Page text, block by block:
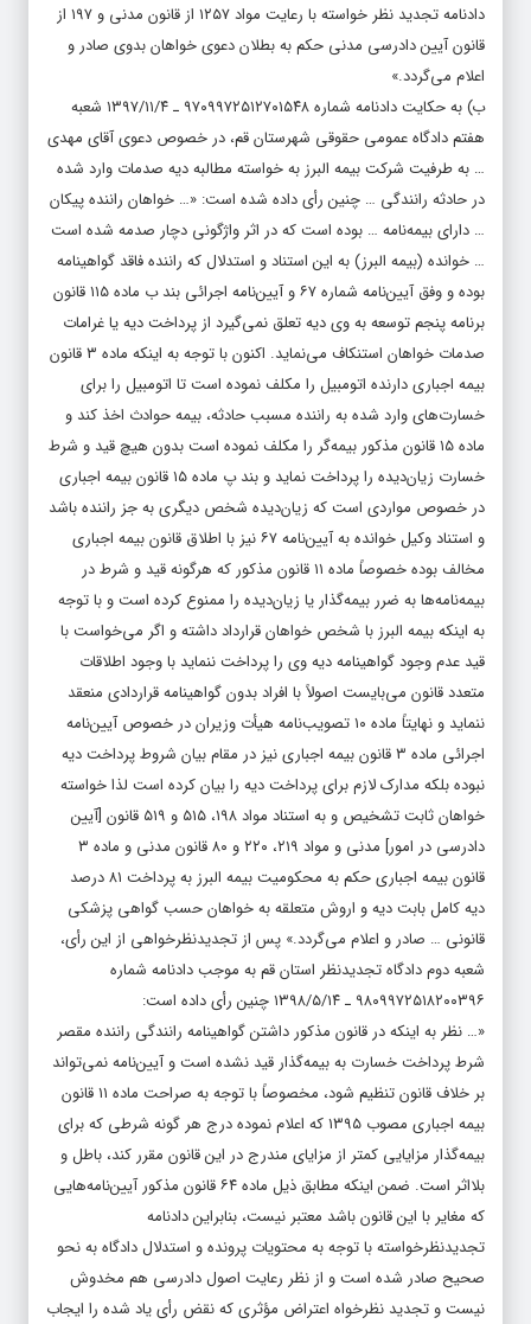
دادنامه تجدید نظر خواسته با رعایت مواد ۱۲۵۷ از قانون مدنی و ۱۹۷ از
قانون آیین دادرسی مدنی حکم به بطلان دعوی خواهان بدوی صادر و
اعلام می‌گردد.»
ب) به حکایت دادنامه شماره ۹۷۰۹۹۷۲۵۱۲۷۰۱۵۴۸ ـ ۱۳۹۷/۱۱/۴ شعبه
هفتم دادگاه عمومی حقوقی شهرستان قم، در خصوص دعوی آقای مهدی
… به طرفیت شرکت بیمه البرز به خواسته مطالبه دیه صدمات وارد شده
در حادثه رانندگی … چنین رأی داده شده است: «… خواهان راننده پیکان
… دارای بیمه‌نامه … بوده است که در اثر واژگونی دچار صدمه شده است
… خوانده (بیمه البرز) به این استناد و استدلال که راننده فاقد گواهینامه
بوده و وفق آیین‌نامه شماره ۶۷ و آیین‌نامه اجرائی بند ب ماده ۱۱۵ قانون
برنامه پنجم توسعه به وی دیه تعلق نمی‌گیرد از پرداخت دیه یا غرامات
صدمات خواهان استنکاف می‌نماید. اکنون با توجه به اینکه ماده ۳ قانون
بیمه اجباری دارنده اتومبیل را مکلف نموده است تا اتومبیل را برای
خسارت‌های وارد شده به راننده مسبب حادثه، بیمه حوادث اخذ کند و
ماده ۱۵ قانون مذکور بیمه‌گر را مکلف نموده است بدون هیچ قید و شرط
خسارت زیان‌دیده را پرداخت نماید و بند پ ماده ۱۵ قانون بیمه اجباری
در خصوص مواردی است که زیان‌دیده شخص دیگری به جز راننده باشد
و استناد وکیل خوانده به آیین‌نامه ۶۷ نیز با اطلاق قانون بیمه اجباری
مخالف بوده خصوصاً ماده ۱۱ قانون مذکور که هرگونه قید و شرط در
بیمه‌نامه‌ها به ضرر بیمه‌گذار یا زیان‌دیده را ممنوع کرده است و با توجه
به اینکه بیمه البرز با شخص خواهان قرارداد داشته و اگر می‌خواست با
قید عدم وجود گواهینامه دیه وی را پرداخت ننماید با وجود اطلاقات
متعدد قانون می‌بایست اصولاً با افراد بدون گواهینامه قراردادی منعقد
ننماید و نهایتاً ماده ۱۰ تصویب‌نامه هیأت وزیران در خصوص آیین‌نامه
اجرائی ماده ۳ قانون بیمه اجباری نیز در مقام بیان شروط پرداخت دیه
نبوده بلکه مدارک لازم برای پرداخت دیه را بیان کرده است لذا خواسته
خواهان ثابت تشخیص و به استناد مواد ۱۹۸، ۵۱۵ و ۵۱۹ قانون [آیین
دادرسی در امور] مدنی و مواد ۲۱۹، ۲۲۰ و ۸۰ قانون مدنی و ماده ۳
قانون بیمه اجباری حکم به محکومیت بیمه البرز به پرداخت ۸۱ درصد
دیه کامل بابت دیه و اروش متعلقه به خواهان حسب گواهی پزشکی
قانونی … صادر و اعلام می‌گردد.» پس از تجدیدنظرخواهی از این رأی،
شعبه دوم دادگاه تجدیدنظر استان قم به موجب دادنامه شماره
۹۸۰۹۹۷۲۵۱۸۲۰۰۳۹۶ ـ ۱۳۹۸/۵/۱۴ چنین رأی داده است:
«… نظر به اینکه در قانون مذکور داشتن گواهینامه رانندگی راننده مقصر
شرط پرداخت خسارت به بیمه‌گذار قید نشده است و آیین‌نامه نمی‌تواند
بر خلاف قانون تنظیم شود، مخصوصاً با توجه به صراحت ماده ۱۱ قانون
بیمه اجباری مصوب ۱۳۹۵ که اعلام نموده درج هر گونه شرطی که برای
بیمه‌گذار مزایایی کمتر از مزایای مندرج در این قانون مقرر کند، باطل و
بلااثر است. ضمن اینکه مطابق ذیل ماده ۶۴ قانون مذکور آیین‌نامه‌هایی
که مغایر با این قانون باشد معتبر نیست، بنابراین دادنامه
تجدیدنظرخواسته با توجه به محتویات پرونده و استدلال دادگاه به نحو
صحیح صادر شده است و از نظر رعایت اصول دادرسی هم مخدوش
نیست و تجدید نظرخواه اعتراض مؤثری که نقض رأی یاد شده را ایجاب